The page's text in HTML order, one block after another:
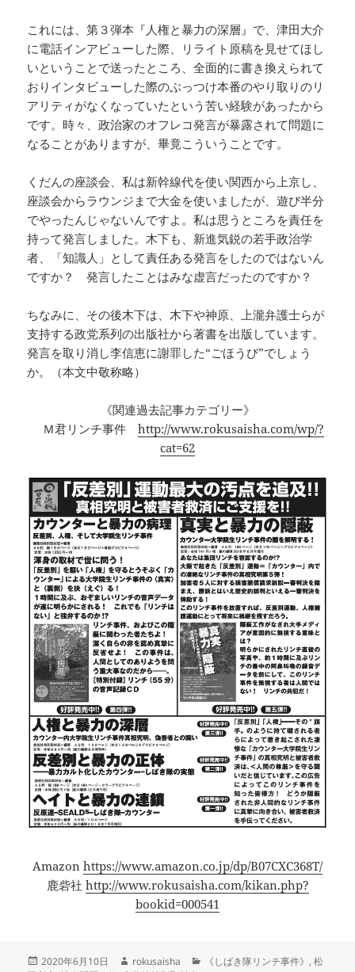
これには、第３弾本『人権と暴力の深層』で、津田大介
に電話インアビューした際、リライト原稿を見せてほし
いということで送ったところ、全面的に書き換えられて
おりインタビューした際のぶっつけ本番のやり取りのリ
アリティがなくなっていたという苦い経験があったから
です。時々、政治家のオフレコ発言が暴露されて問題に
なることがありますが、畢竟こういうことです。
くだんの座談会、私は新幹線代を使い関西から上京し、
座談会からラウンジまで大金を使いましたが、遊び半分
でやったんじゃないんですよ。私は思うところを責任を
持って発言しました。木下も、新進気鋭の若手政治学
者、「知識人」として責任ある発言をしたのではないん
ですか？ 発言したことはみな虚言だったのですか？
ちなみに、その後木下は、木下や神原、上瀧弁護士らが
支持する政党系列の出版社から著書を出版しています。
発言を取り消し李信恵に謝罪した“ごほうび”でしょう
か。（本文中敬称略）
《関連過去記事カテゴリー》
Ｍ君リンチ事件 http://www.rokusaisha.com/wp/?
cat=62
Amazon https://www.amazon.co.jp/dp/B07CXC368T/
鹿砦社 http://www.rokusaisha.com/kikan.php?
bookid=000541
投
2020年6月10日
作
rokusaisha
カ《しばき隊リンチ事件》 ,松